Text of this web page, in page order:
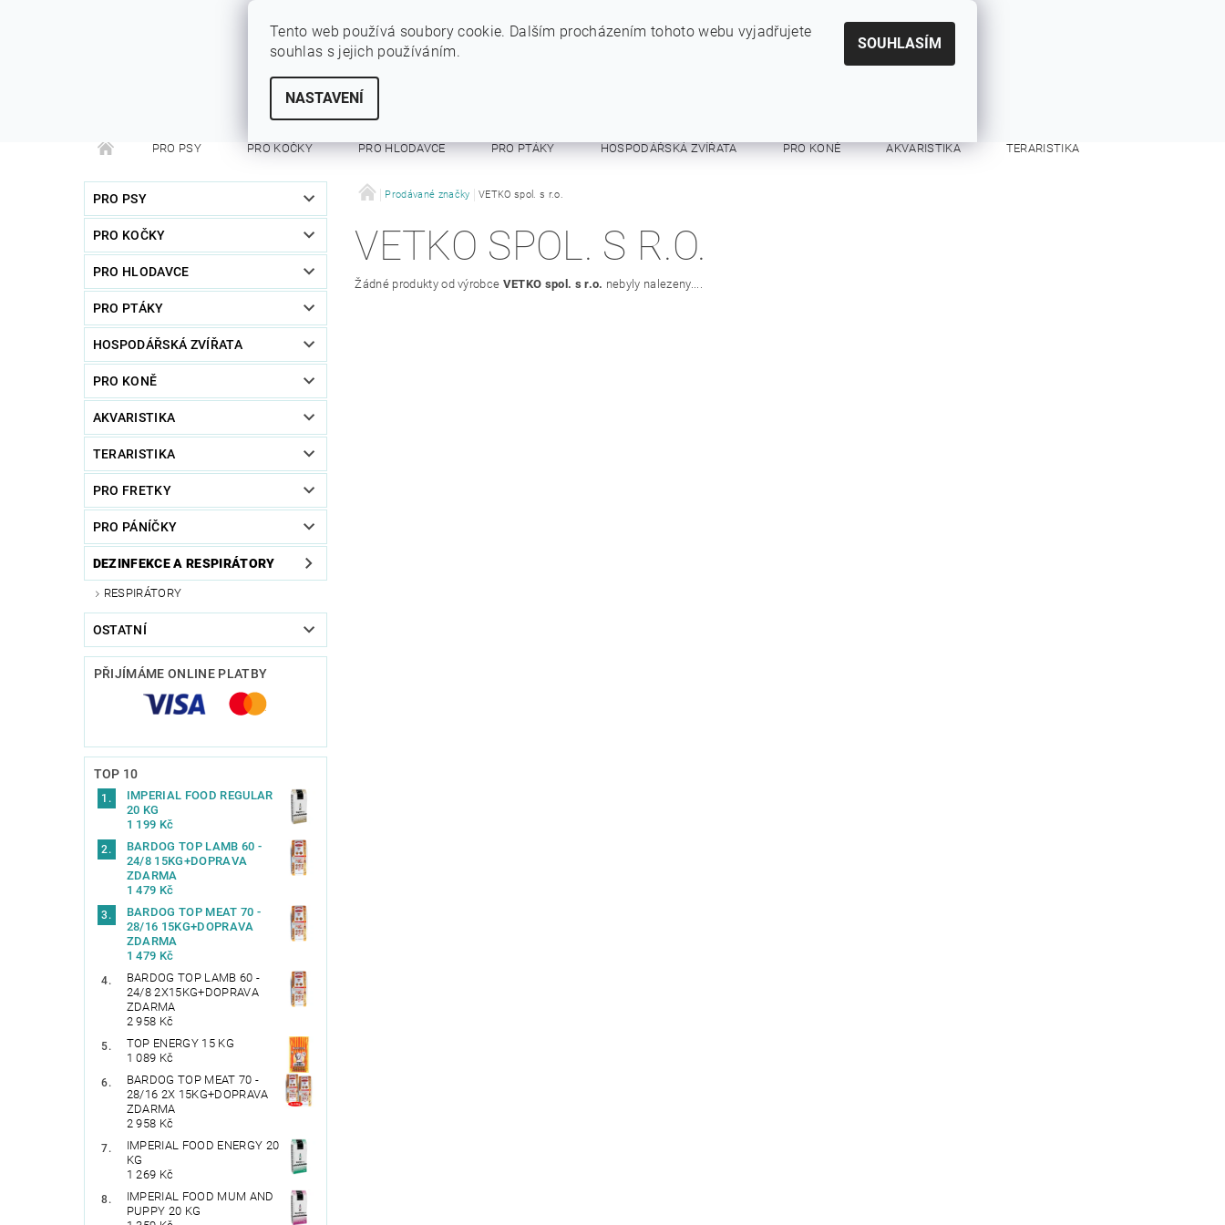
PRO PSY PRO KOČKY PRO HLODAVCE PRO PTÁKY HOSPODÁŘSKÁ ZVÍŘATA PRO KONĚ AKVARISTIKA TERARISTIKA
PRO FRETKY DEZINFEKCE A RESPIRÁTORY OSTATNÍ
PRO PSY
PRO KOČKY
PRO HLODAVCE
PRO PTÁKY
HOSPODÁŘSKÁ ZVÍŘATA
PRO KONĚ
AKVARISTIKA
TERARISTIKA
PRO FRETKY
PRO PÁNÍČKY
DEZINFEKCE A RESPIRÁTORY
RESPIRÁTORY
OSTATNÍ
PŘIJÍMÁME ONLINE PLATBY
TOP 10
IMPERIAL FOOD REGULAR
20 KG
1 199 Kč
BARDOG TOP LAMB 60 -
24/8 15KG+DOPRAVA
ZDARMA
1 479 Kč
BARDOG TOP MEAT 70 -
28/16 15KG+DOPRAVA
ZDARMA
1 479 Kč
BARDOG TOP LAMB 60 -
24/8 2X15KG+DOPRAVA
ZDARMA
2 958 Kč
TOP ENERGY 15 KG
1 089 Kč
BARDOG TOP MEAT 70 -
28/16 2X 15KG+DOPRAVA
ZDARMA
2 958 Kč
IMPERIAL FOOD ENERGY 20
KG
1 269 Kč
IMPERIAL FOOD MUM AND
PUPPY 20 KG
Prodávané značky VETKO spol. s r.o.
VETKO SPOL. S R.O.
Žádné produkty od výrobce VETKO spol. s r.o. nebyly nalezeny....
Tento web používá soubory cookie. Dalším procházením tohoto webu vyjadřujete
souhlas s jejich používáním.
NASTAVENÍ
SOUHLASÍM